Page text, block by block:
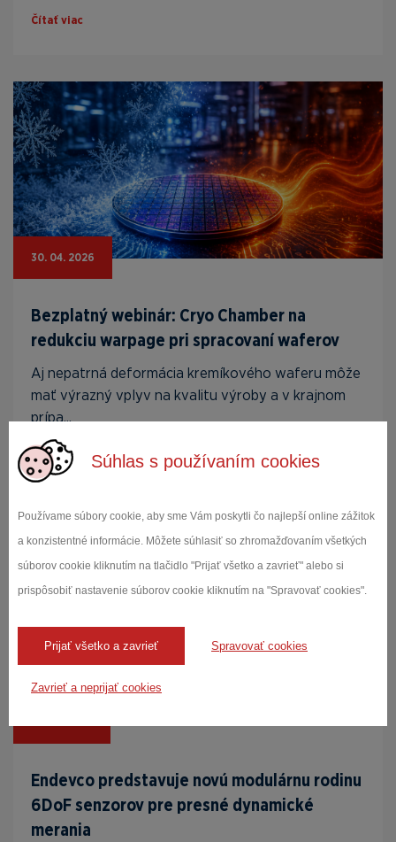
Súhlas s používaním cookies
Používame súbory cookie, aby sme Vám poskytli čo najlepší online zážitok
a konzistentné informácie. Môžete súhlasiť so zhromažďovaním všetkých
súborov cookie kliknutím na tlačidlo "Prijať všetko a zavrieť" alebo si
prispôsobiť nastavenie súborov cookie kliknutím na "Spravovať cookies".
Prijať všetko a zavrieť Spravovať cookies
Zavrieť a neprijať cookies
Čítať viac
30. 04. 2026
Bezplatný webinár: Cryo Chamber na
redukciu warpage pri spracovaní waferov
Aj nepatrná deformácia kremíkového waferu môže
mať výrazný vplyv na kvalitu výroby a v krajnom
prípa...
Čítať viac
Endevco predstavuje novú modulárnu rodinu
6DoF senzorov pre presné dynamické
merania